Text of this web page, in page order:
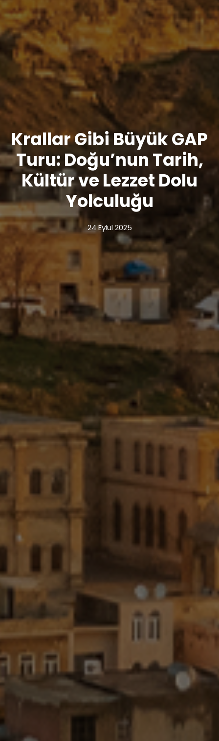
Krallar Gibi Büyük GAP
Turu: Doğu’nun Tarih,
Kültür ve Lezzet Dolu
Yolculuğu
24 Eylül 2025